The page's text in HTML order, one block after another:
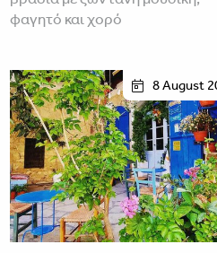
φαγητό και χορό
8 August